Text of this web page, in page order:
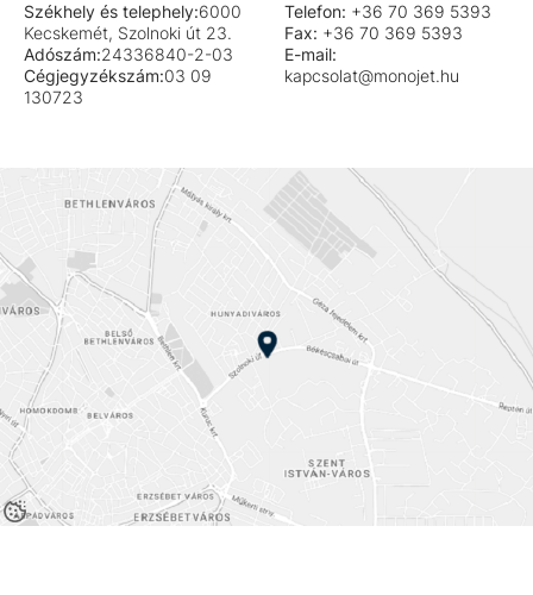
Székhely és telephely:6000
Kecskemét, Szolnoki út 23.
Adószám:24336840-2-03
Cégjegyzékszám:03 09
130723
Telefon: +36 70 369 5393
Fax: +36 70 369 5393
E-mail:
kapcsolat@monojet.hu